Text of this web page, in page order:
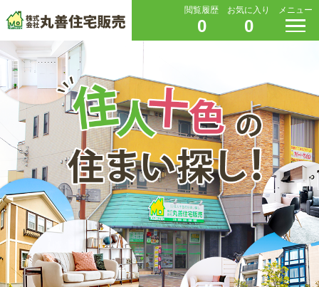
閲覧履歴
0
お気に入り
0
メニュー